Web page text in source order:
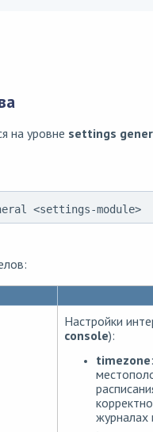
на уровне settings
<settings-module>
Настройки
console):
timezone
журналах